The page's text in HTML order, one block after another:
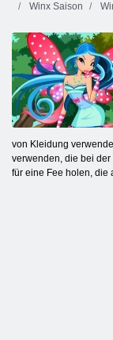
Winx Saison
von Kleidung
verwenden, die bei
für eine Fee holen, die